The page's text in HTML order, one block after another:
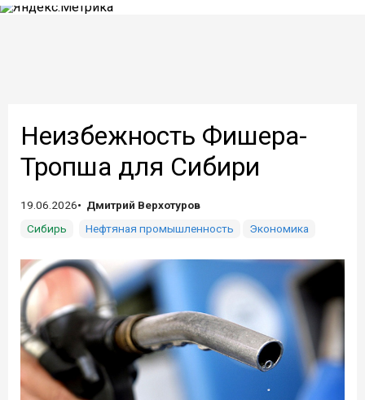
Неизбежность Фишера-
Тропша для Сибири
19.06.2026
Дмитрий Верхотуров
Сибирь
Нефтяная промышленность Экономика